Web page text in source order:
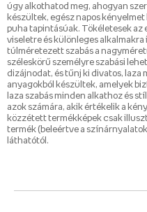
úgy alkothatod meg, ahogyan
készültek, egész napos
puha tapintásúak. Tökéletesek az
viseletre és különleges
túlméretezett szabás a
széleskörű személyre szabási
dizájnodat, és tűnj ki divatos, laza
anyagokból készültek, amelyek
laza szabás minden alkathoz és
azok számára, akik értékelik a
közzétett termékképek csak
termék (beleértve a
láthatótól.